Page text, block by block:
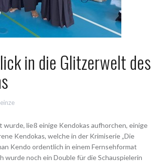
in die Glitzerwelt des
ließ einige Kendokas aufhorchen, einige
Kendokas, welche in der Krimiserie „Die
Kendo ordentlich in einem Fernsehformat
wurde noch ein Double für die Schauspielerin